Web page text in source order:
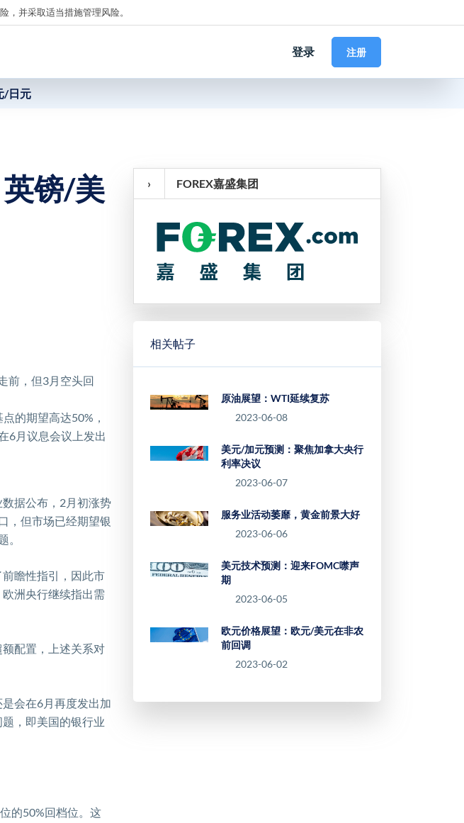
，并采取适当措施管理风险。
登录 注册
/日元
镑/美
前，但3月空头回
点的期望高达50% ，
6月议息会议上发出
据公布， 2月初涨势
，但市场已经期望银
。
瞻性指引，因此市
洲央行继续指出需
配置，上述关系对
会在6月再度发出加
，即美国的银行业
的50%回档位。这
› FOREX嘉盛集团
相关帖子
原油展望：WTI延续复苏
2023-06-08
美元/加元预测：聚焦加拿大央行
利率决议
2023-06-07
服务业活动萎靡，黄金前景大好
2023-06-06
美元技术预测：迎来FOMC噤声
期
2023-06-05
欧元价格展望：欧元/美元在非农
前回调
2023-06-02